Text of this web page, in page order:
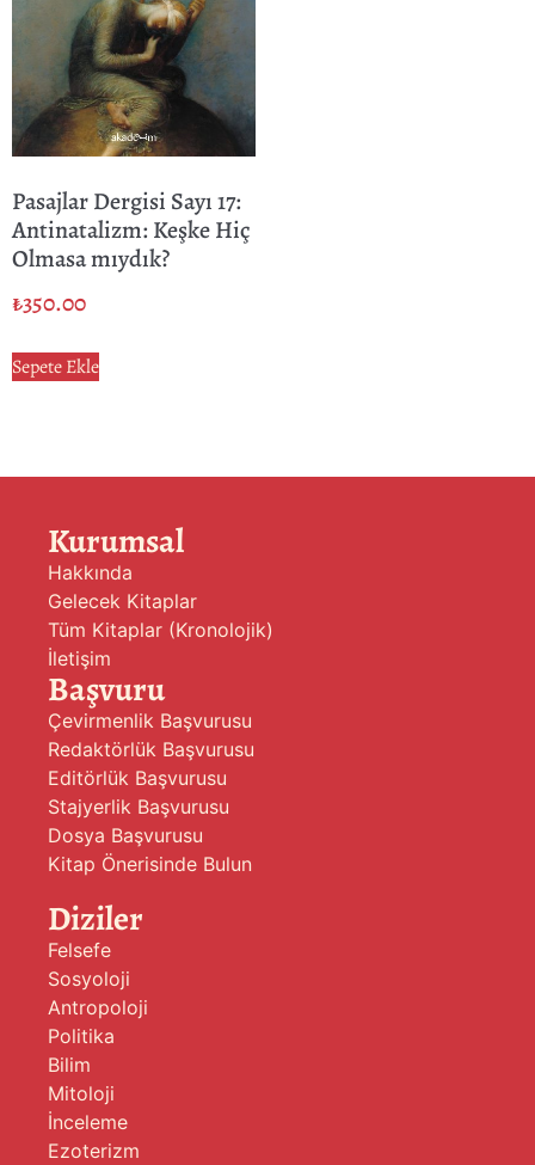
Pasajlar Dergisi Sayı 17:
Antinatalizm: Keşke Hiç
Olmasa mıydık?
₺350.00
Sepete Ekle
Kurumsal
Hakkında
Gelecek Kitaplar
Tüm Kitaplar (Kronolojik)
İletişim
Başvuru
Çevirmenlik Başvurusu
Redaktörlük Başvurusu
Editörlük Başvurusu
Stajyerlik Başvurusu
Dosya Başvurusu
Kitap Önerisinde Bulun
Diziler
Felsefe
Sosyoloji
Antropoloji
Politika
Bilim
Mitoloji
İnceleme
Ezoterizm